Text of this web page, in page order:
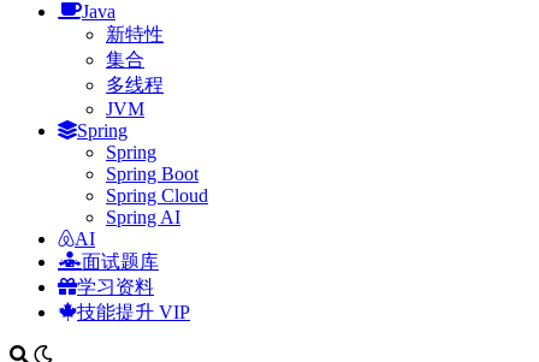
Java
新特性
集合
多线程
JVM
Spring
Spring
Spring Boot
Spring Cloud
Spring AI
AI
面试题库
学习资料
技能提升 VIP